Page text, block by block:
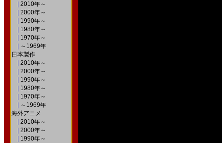
2010年～
2000年～
1990年～
1980年～
1970年～
～1969年
日本製作
2010年～
2000年～
1990年～
1980年～
1970年～
～1969年
海外アニメ
2010年～
2000年～
1990年～